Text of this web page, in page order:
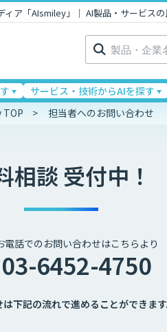
ィア「AIsmiley」｜ AI製品・サービス
検
索:
サービス・技術からAIを探す
TOP 担当者へのお問い合わせ
相談 受付中！
電話でのお問い合わせはこちらより
03-6452-4750
下記の流れで進めることができます